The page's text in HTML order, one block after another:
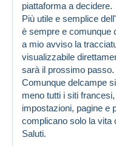
Created on 16 Jan
piattaforma a decidere.
Più utile e semplice
è sempre e comunque
a mio avviso la
visualizzabile
sarà il prossimo passo.
Comunque delcampe
meno tutti i siti
impostazioni, pagine e
complicano solo la vita
Saluti.